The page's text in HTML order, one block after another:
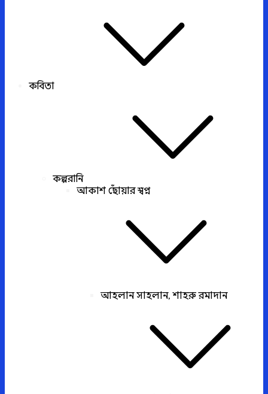
কবিতা
কল্পরানি
আকাশ ছোঁয়ার স্বপ্ন
আহলান সাহলান, শাহরু রমাদান